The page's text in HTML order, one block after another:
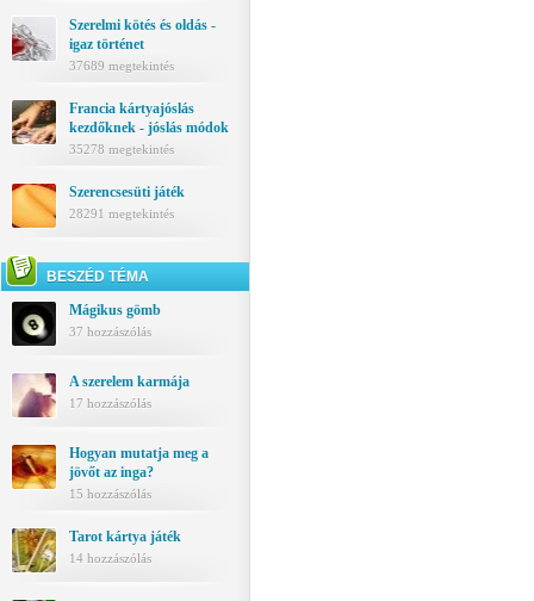
Szerelmi kötés és oldás -
igaz történet
37689 megtekintés
Francia kártyajóslás
kezdőknek - jóslás módok
35278 megtekintés
Szerencsesüti játék
28291 megtekintés
BESZÉD TÉMA
Mágikus gömb
37 hozzászólás
A szerelem karmája
17 hozzászólás
Hogyan mutatja meg a
jövőt az inga?
15 hozzászólás
Tarot kártya játék
14 hozzászólás